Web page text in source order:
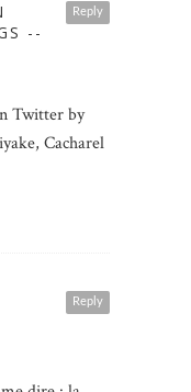
Reply
--
Twitter by
Cacharel
Reply